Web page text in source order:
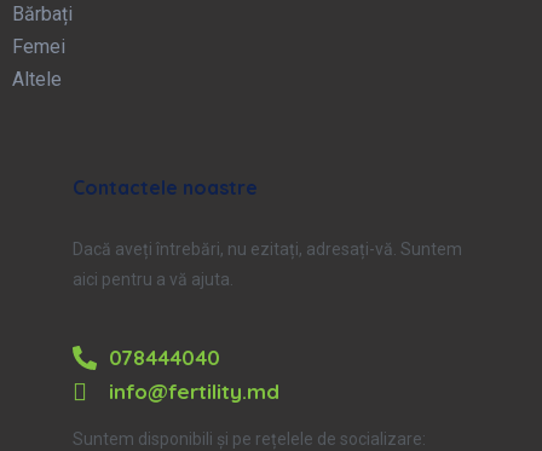
Bărbați
Femei
Altele
Contactele noastre
Dacă aveți întrebări, nu ezitați, adresați-vă. Suntem
aici pentru a vă ajuta.
078444040
info@fertility.md
Suntem disponibili și pe rețelele de socializare: